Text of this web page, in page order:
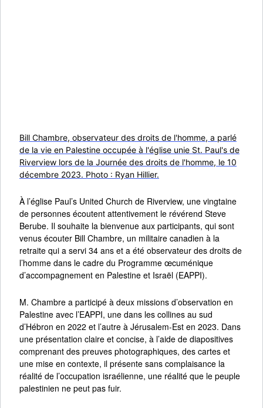
Bill Chambre, observateur des droits de l'homme, a parlé
de la vie en Palestine occupée à l'église unie St. Paul's de
Riverview lors de la Journée des droits de l'homme, le 10
décembre 2023. Photo : Ryan Hillier.
À l’église Paul’s United Church de Riverview, une vingtaine
de personnes écoutent attentivement le révérend Steve
Berube. Il souhaite la bienvenue aux participants, qui sont
venus écouter Bill Chambre, un militaire canadien à la
retraite qui a servi 34 ans et a été observateur des droits de
l’homme dans le cadre du Programme œcuménique
d’accompagnement en Palestine et Israël (EAPPI).
M. Chambre a participé à deux missions d’observation en
Palestine avec l’EAPPI, une dans les collines au sud
d’Hébron en 2022 et l’autre à Jérusalem-Est en 2023. Dans
une présentation claire et concise, à l’aide de diapositives
comprenant des preuves photographiques, des cartes et
une mise en contexte, il présente sans complaisance la
réalité de l’occupation israélienne, une réalité que le peuple
palestinien ne peut pas fuir.